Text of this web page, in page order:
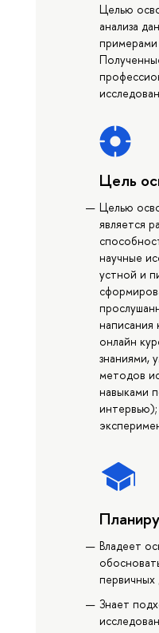
Целью
анализа
примерами
Цель
Целью
является
научные
устной и
написания
онлайн
знаниями,
методов
навыками
интервью);
Владеет
первичных
Знает